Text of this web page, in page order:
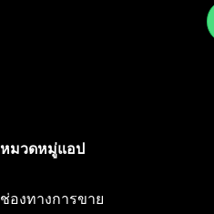
หมวดหมู่แอป
ช่องทางการขาย